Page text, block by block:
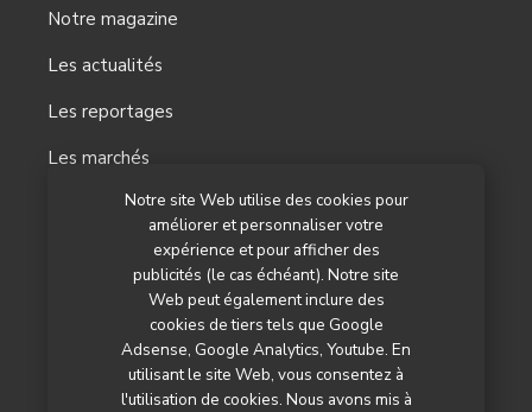
Notre site Web utilise des cookies pour
améliorer et personnaliser votre
expérience et pour afficher des
publicités (le cas échéant). Notre site
Web peut également inclure des
cookies de tiers tels que Google
Adsense, Google Analytics, Youtube. En
utilisant le site Web, vous consentez à
l'utilisation de cookies. Nous avons mis à
Notre magazine
Les actualités
Les reportages
Les marchés
Nos autres titres
Qui sommes-nous ?
Contactez-nous